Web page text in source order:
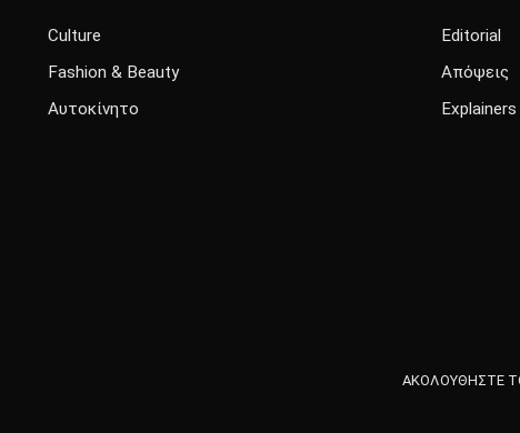
Culture
Fashion & Beauty
Αυτοκίνητο
Editorial
Απόψεις
Explainers
ΑΚΟΛΟΥΘΗΣΤΕ